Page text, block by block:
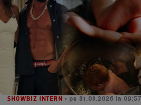
SHOWBIZ INTERN • pe 31.03.2026 la 09:57